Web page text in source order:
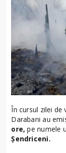
În cursul zilei de
Darabani au
ore, pe numele
Șendriceni.